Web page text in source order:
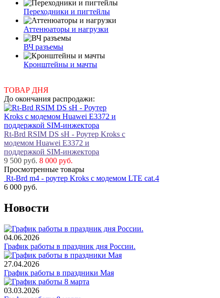
Переходники и пигтейлы
Аттенюаторы и нагрузки
ВЧ разъемы
Кронштейны и мачты
ТОВАР ДНЯ
До окончания распродажи:
Rt-Brd RSIM DS sH - Роутер Kroks с
модемом Huawei E3372 и
поддержкой SIM-инжектора
9 500 руб. 8 000 руб.
Просмотренные товары
Rt-Brd m4 - роутер Kroks с модемом LTE cat.4
6 000 руб.
Новости
04.06.2026
График работы в праздник дня России.
27.04.2026
График работы в праздники Мая
03.03.2026